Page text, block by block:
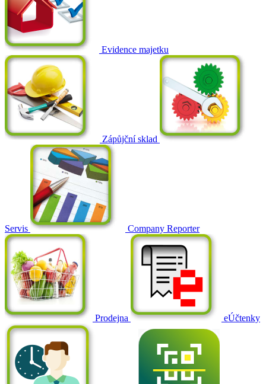
Evidence majetku
Zápůjční sklad
Servis Company Reporter
Prodejna eÚčtenky